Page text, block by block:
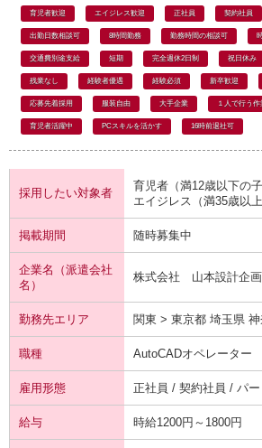
育児者歓迎 エイジレス歓迎 正社員 契約社員
出勤日数相談可 8時間勤務 勤務時間の相談可
交通費別途支給 短期 完全週休2日制 祝日休み
残業なし 経験者優遇 経験必須 新卒歓迎
応募先着採用 服装自由 大手企業 １人で行う作
育児者活躍中 PCスキルを活かす 16時前退社可
採用したい対象者
育児者（満12歳以下の
エイジレス（満35歳以上
掲載期間 随時募集中
企業名（派遣会社
名）
株式会社 山本設計企画
勤務先エリア 関東 > 東京都 埼玉県 神
職種 AutoCADオペレーター
雇用形態 正社員 / 契約社員 / パー
給与 時給1200円～1800円